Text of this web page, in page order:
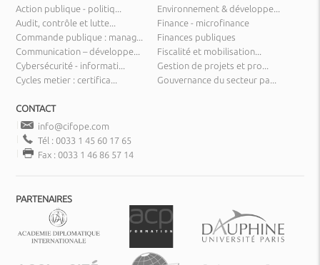
Action publique - politiq...
Audit, contrôle et lutte...
Commande publique : manag...
Communication – développe...
Cybersécurité - informati...
Cycles metier : certifica...
Environnement & développe...
Finance - microfinance
Finances publiques
Fiscalité et mobilisation...
Gestion de projets et pro...
Gouvernance du secteur pa...
CONTACT
info@cifope.com
Tél : 0033 1 45 60 17 65
Fax : 0033 1 46 86 57 14
PARTENAIRES